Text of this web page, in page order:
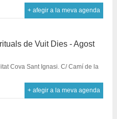
+ afegir a la meva agenda
de Vuit Dies - Agost
Cova Sant Ignasi. C/ Camí de la
+ afegir a la meva agenda